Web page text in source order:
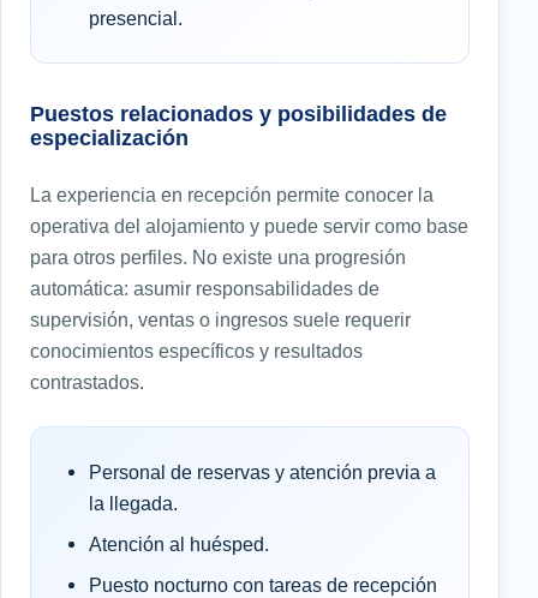
presencial.
Puestos relacionados y posibilidades de
especialización
La experiencia en recepción permite conocer la
operativa del alojamiento y puede servir como base
para otros perfiles. No existe una progresión
automática: asumir responsabilidades de
supervisión, ventas o ingresos suele requerir
conocimientos específicos y resultados
contrastados.
Personal de reservas y atención previa a
la llegada.
Atención al huésped.
Puesto nocturno con tareas de recepción